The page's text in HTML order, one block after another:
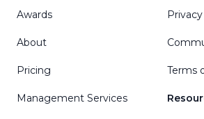
Awards
About
Pricing
Management Services
Terms